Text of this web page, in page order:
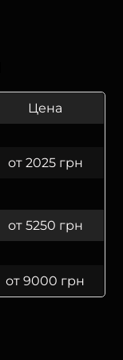
Цена
от 2025 грн
от 5250 грн
от 9000 грн